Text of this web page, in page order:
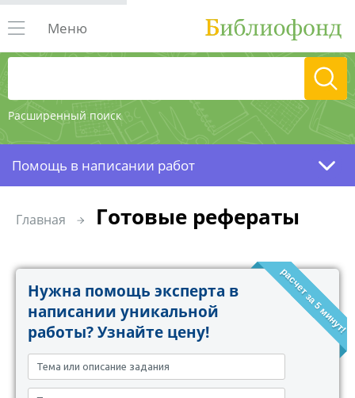
Расширенный поиск
Меню
Помощь в написании работ
Главная Готовые рефераты
расчет за 5 минут!
Нужна помощь эксперта в
написании уникальной
работы? Узнайте цену!